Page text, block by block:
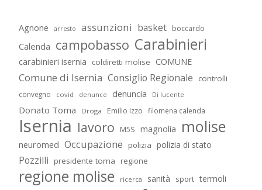
Agnone arresto assunzioni basket boccardo
Calenda campobasso Carabinieri
carabinieri isernia coldiretti molise COMUNE
Comune di Isernia Consiglio Regionale controlli
convegno covid denunce denuncia Di lucente
Donato Toma Droga Emilio Izzo filomena calenda
Isernia lavoro M5S magnolia molise
neuromed Occupazione polizia polizia di stato
Pozzilli presidente toma regione
regione molise ricerca sanità sport termoli